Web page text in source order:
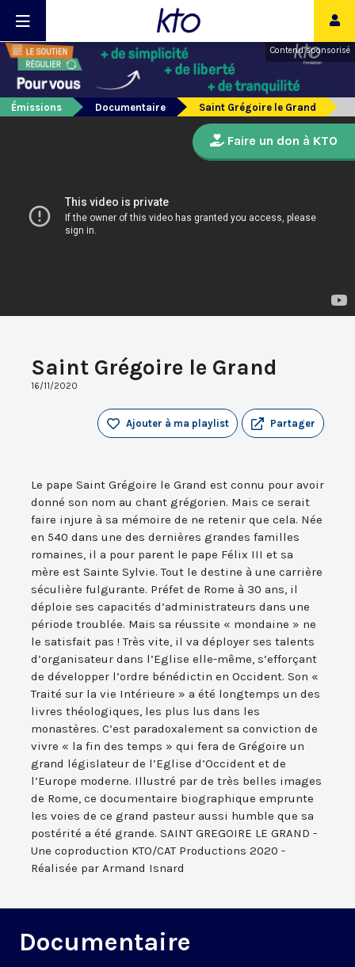
Contenu sponsorisé
Émissions Documentaire Saint Grégoire le Grand
Saint Grégoire le Grand
16/11/2020
Partager
Ajouter à ma playlist
Le pape Saint Grégoire le Grand est connu pour avoir
donné son nom au chant grégorien. Mais ce serait
faire injure à sa mémoire de ne retenir que cela. Née
en 540 dans une des dernières grandes familles
romaines, il a pour parent le pape Félix III et sa
mère est Sainte Sylvie. Tout le destine à une carrière
séculière fulgurante. Préfet de Rome à 30 ans, il
déploie ses capacités d’administrateurs dans une
période troublée. Mais sa réussite « mondaine » ne
le satisfait pas ! Très vite, il va déployer ses talents
d’organisateur dans l’Eglise elle-même, s’efforçant
de développer l’ordre bénédictin en Occident. Son «
Traité sur la vie Intérieure » a été longtemps un des
livres théologiques, les plus lus dans les
monastères. C’est paradoxalement sa conviction de
vivre « la fin des temps » qui fera de Grégoire un
grand législateur de l’Eglise d’Occident et de
l’Europe moderne. Illustré par de très belles images
de Rome, ce documentaire biographique emprunte
les voies de ce grand pasteur aussi humble que sa
postérité a été grande. SAINT GREGOIRE LE GRAND -
Une coproduction KTO/CAT Productions 2020 -
Réalisée par Armand Isnard
Documentaire
Faire un don à KTO